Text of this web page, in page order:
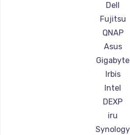
Dell
Fujitsu
QNAP
Asus
Gigabyte
Irbis
Intel
DEXP
iru
Synology